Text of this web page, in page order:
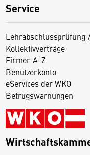
Service
Lehrabschlussprüfung
Kollektivverträge
Firmen A-Z
Benutzerkonto
eServices der WKO
Betrugswarnungen